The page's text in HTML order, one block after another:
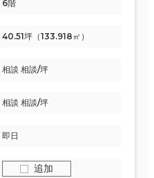
6階
40.51坪（133.918㎡）
相談 相談/坪
相談 相談/坪
即日
追加